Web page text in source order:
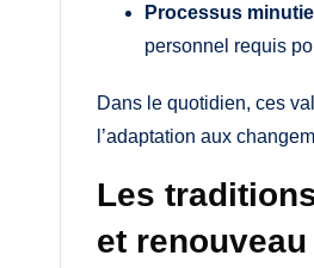
Processus
personnel requis
Dans le quotidien, ces
l’adaptation aux
Les
et renouveau